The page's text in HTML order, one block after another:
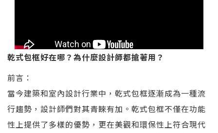
乾式包框好在哪？為什麼設計師都搶著用？
前言：
當今建築和室內設計行業中，乾式包框逐漸成為一種流
行趨勢，設計師們對其青睞有加。乾式包框不僅在功能
性上提供了多樣的優勢，更在美觀和環保性上符合現代